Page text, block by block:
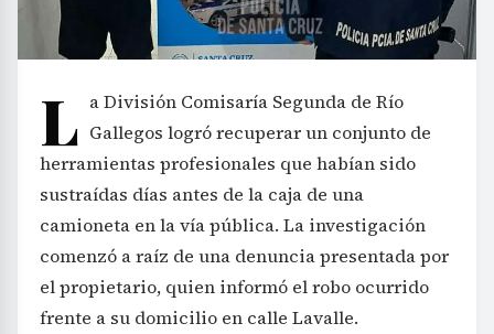
L a División Comisaría Segunda de Río
Gallegos logró recuperar un conjunto de
herramientas profesionales que habían sido
sustraídas días antes de la caja de una
camioneta en la vía pública. La investigación
comenzó a raíz de una denuncia presentada por
el propietario, quien informó el robo ocurrido
frente a su domicilio en calle Lavalle.